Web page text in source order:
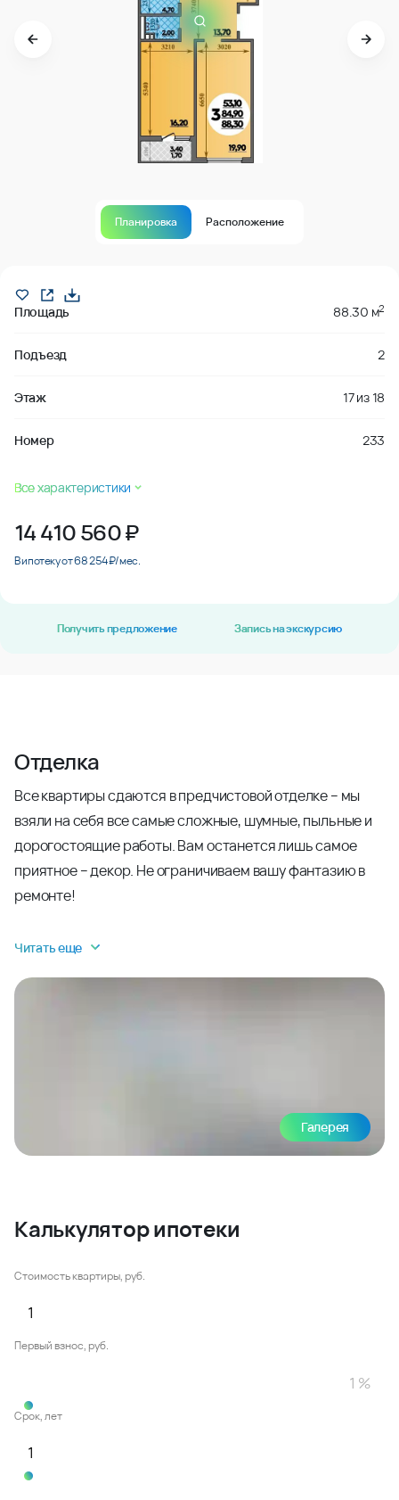
Планировка Расположение
Площадь 88.30 м2
Подъезд 2
Этаж 17из18
Номер 233
Все характеристики
14 410 560₽
В ипотеку от 68 254 ₽/мес.
Получить предложение Запись на экскурсию
Отделка
Все квартиры сдаются в предчистовой отделке – мы
взяли на себя все самые сложные, шумные, пыльные и
дорогостоящие работы. Вам останется лишь самое
приятное – декор. Не ограничиваем вашу фантазию в
ремонте!
Читать еще
Галерея
Калькулятор ипотеки
Стоимость квартиры, руб.
Первый взнос, руб.
Срок, лет